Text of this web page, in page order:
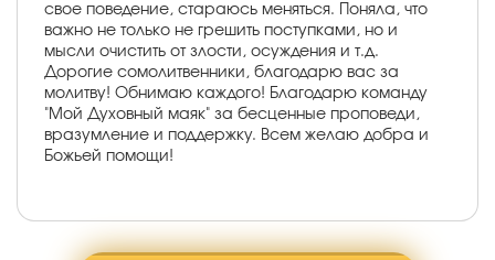
свое поведение, стараюсь меняться. Поняла, что
важно не только не грешить поступками, но и
мысли очистить от злости, осуждения и т.д.
Дорогие сомолитвенники, благодарю вас за
молитву! Обнимаю каждого! Благодарю команду
"Мой Духовный маяк" за бесценные проповеди,
вразумление и поддержку. Всем желаю добра и
Божьей помощи!